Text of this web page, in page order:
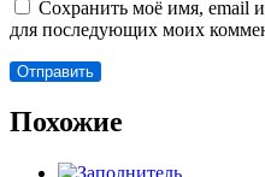
Сохранить моё имя, email и
для последующих моих
Похожие